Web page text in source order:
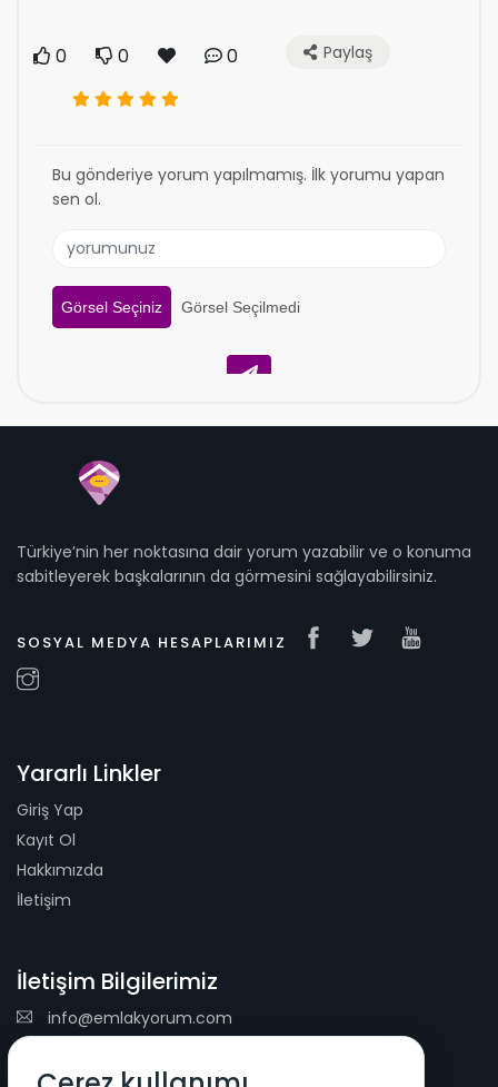
0 0 0 Paylaş
Bu gönderiye yorum yapılmamış. İlk yorumu yapan
sen ol.
Görsel Seçiniz Görsel Seçilmedi
Türkiye’nin her noktasına dair yorum yazabilir ve o konuma
sabitleyerek başkalarının da görmesini sağlayabilirsiniz.
SOSYAL MEDYA HESAPLARIMIZ
Yararlı Linkler
Giriş Yap
Kayıt Ol
Hakkımızda
İletişim
İletişim Bilgilerimiz
info@emlakyorum.com
E-Mail Bülteni